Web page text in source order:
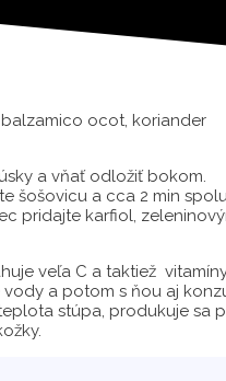
balzamico ocot, koriander
a vňať odložiť bokom.
šošovicu a cca 2 min
pridajte karfiol,
veľa C a taktiež
a potom s ňou aj
stúpa, produkuje sa